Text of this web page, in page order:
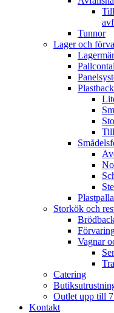
Tunnor
Lager och
Storkök och
Vagnar
Catering
Outlet upp till
Kontakt